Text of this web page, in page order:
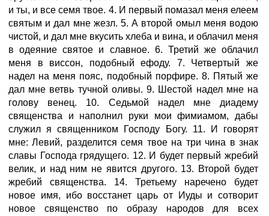
и ты, и все семя твое. 4. И первый помазал меня елеем
святым и дал мне жезл. 5. А второй омыл меня водою
чистой, и дал мне вкусить хлеба и вина, и облачил меня
в одеяние святое и славное. 6. Третий же облачил
меня в виссон, подобный ефоду. 7. Четвертый же
надел на меня пояс, подобный порфире. 8. Пятый же
дал мне ветвь тучной оливы. 9. Шестой надел мне на
голову венец. 10. Седьмой надел мне диадему
священства и наполнил руки мои фимиамом, дабы
служил я священником Господу Богу. 11. И говорят
мне: Левий, разделится семя твое на три чина в знак
славы Господа грядущего. 12. И будет первый жребий
велик, и над ним не явится другого. 13. Второй будет
жребий священства. 14. Третьему наречено будет
новое имя, ибо восстанет царь от Иуды и сотворит
новое священство по образу народов для всех